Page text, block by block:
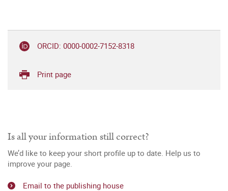
ORCID: 0000-0002-7152-8318
Print page
Is all your information still correct?
We’d like to keep your short profile up to date. Help us to
improve your page.
Email to the publishing house